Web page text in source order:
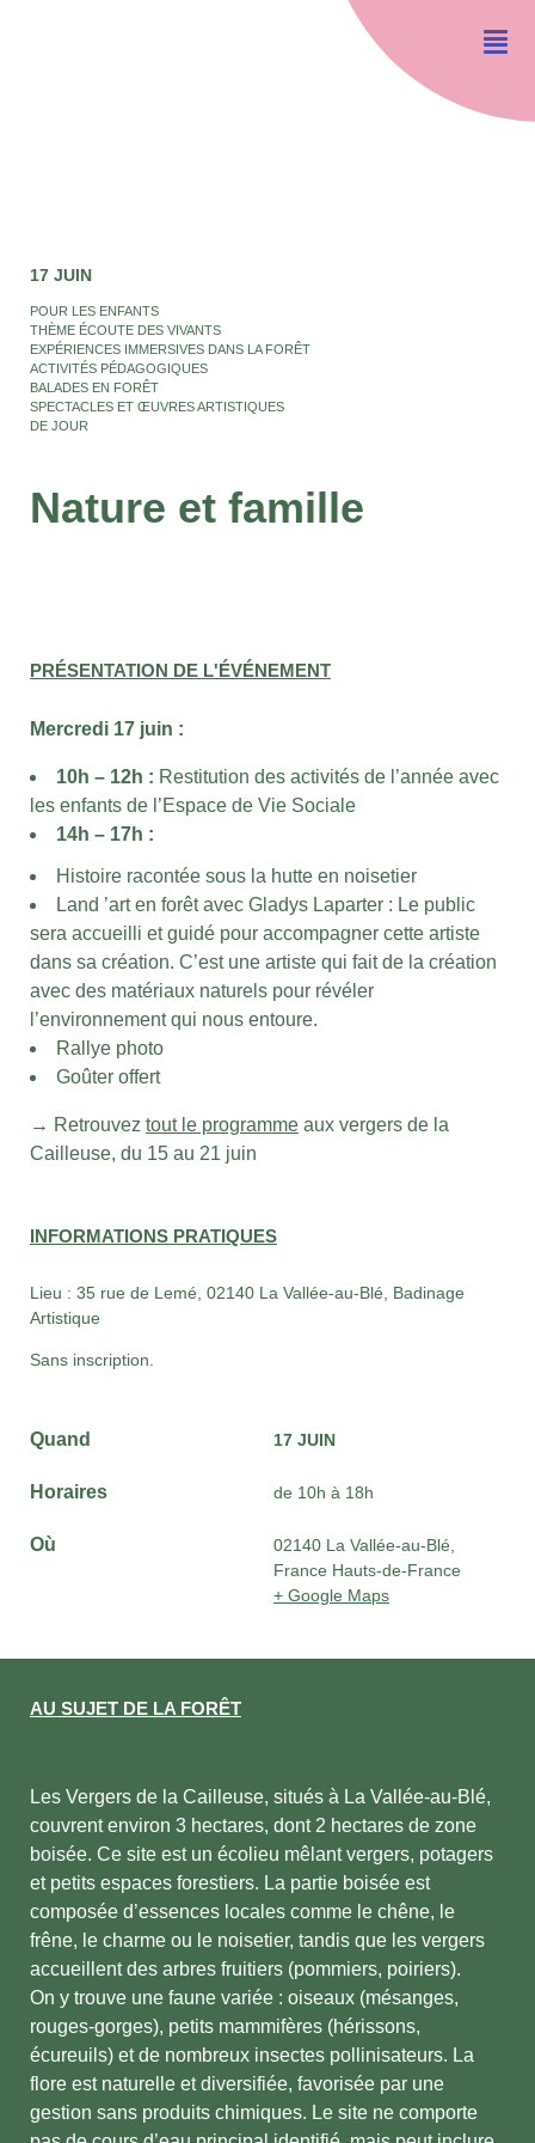
17 JUIN
POUR LES ENFANTS
THÈME ÉCOUTE DES VIVANTS
EXPÉRIENCES IMMERSIVES DANS LA FORÊT
ACTIVITÉS PÉDAGOGIQUES
BALADES EN FORÊT
SPECTACLES ET ŒUVRES ARTISTIQUES
DE JOUR
Nature et famille
PRÉSENTATION DE L'ÉVÉNEMENT
Mercredi 17 juin :
10h – 12h : Restitution des activités de l’année avec
les enfants de l’Espace de Vie Sociale
14h – 17h :
Histoire racontée sous la hutte en noisetier
Land ’art en forêt avec Gladys Laparter : Le public
sera accueilli et guidé pour accompagner cette artiste
dans sa création. C’est une artiste qui fait de la création
avec des matériaux naturels pour révéler
l’environnement qui nous entoure.
Rallye photo
Goûter offert
→ Retrouvez tout le programme aux vergers de la
Cailleuse, du 15 au 21 juin
INFORMATIONS PRATIQUES
Lieu : 35 rue de Lemé, 02140 La Vallée-au-Blé, Badinage
Artistique
Sans inscription.
Quand 17 JUIN
Horaires de 10h à 18h
Où
02140 La Vallée-au-Blé,
France Hauts-de-France
+ Google Maps
AU SUJET DE LA FORÊT
Les Vergers de la Cailleuse, situés à La Vallée-au-Blé,
couvrent environ 3 hectares, dont 2 hectares de zone
boisée. Ce site est un écolieu mêlant vergers, potagers
et petits espaces forestiers. La partie boisée est
composée d’essences locales comme le chêne, le
frêne, le charme ou le noisetier, tandis que les vergers
accueillent des arbres fruitiers (pommiers, poiriers).
On y trouve une faune variée : oiseaux (mésanges,
rouges-gorges), petits mammifères (hérissons,
écureuils) et de nombreux insectes pollinisateurs. La
flore est naturelle et diversifiée, favorisée par une
gestion sans produits chimiques. Le site ne comporte